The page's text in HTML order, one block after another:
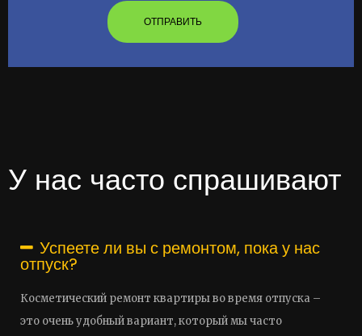
У нас часто спрашивают
Успеете ли вы с ремонтом, пока у нас
отпуск?
Косметический ремонт квартиры во время отпуска –
это очень удобный вариант, который мы часто